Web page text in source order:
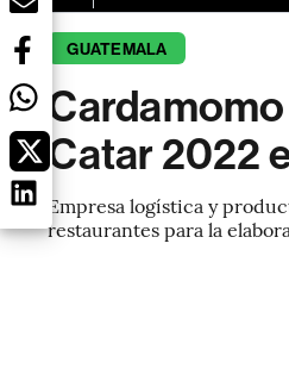
GUATEMALA
Catar 2022
Empresa logística y
restaurantes para la